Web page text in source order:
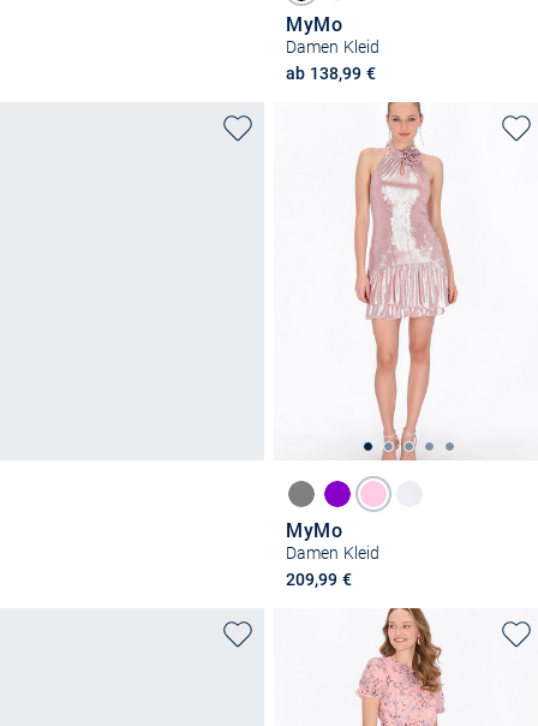
MyMo
Damen Kleid
ab 138,99 €
MyMo
Damen Kleid
209,99 €